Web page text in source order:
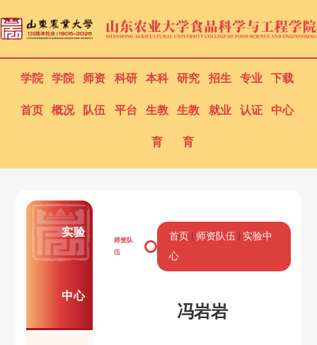
学院
首页
学院
概况
师资
队伍
科研
平台
本科
生教
育
研究
生教
育
招生
就业
专业
认证
下载
中心
实验
中心
师资队
伍
首页 师资队伍
实验中
心
冯岩岩